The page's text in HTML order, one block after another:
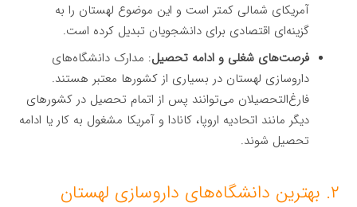
آمریکای شمالی کمتر است و این موضوع لهستان را به
گزینه‌ای اقتصادی برای دانشجویان تبدیل کرده است.
فرصت‌های شغلی و ادامه تحصیل: مدارک دانشگاه‌های
داروسازی لهستان در بسیاری از کشورها معتبر هستند.
فارغ‌التحصیلان می‌توانند پس از اتمام تحصیل در کشورهای
دیگر مانند اتحادیه اروپا، کانادا و آمریکا مشغول به کار یا ادامه
تحصیل شوند.
۲. بهترین دانشگاه‌های داروسازی لهستان